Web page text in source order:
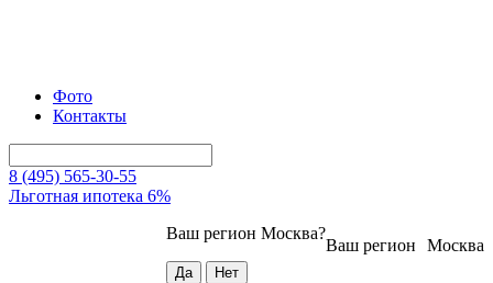
Фото
Контакты
8 (495) 565-30-55
Льготная ипотека 6%
Москва
Ваш регион
Ваш регион Москва?